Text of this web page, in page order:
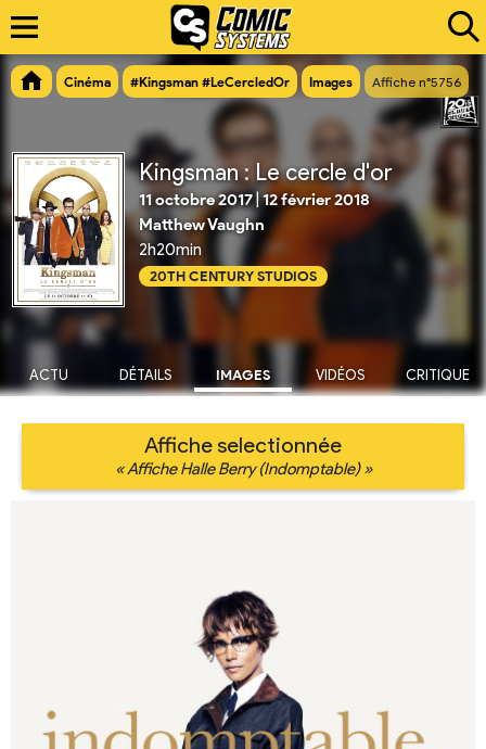
Cinéma #Kingsman #LeCercledOr Images Affiche n°5756
Kingsman : Le cercle d'or
11 octobre 2017 |12 février 2018
Matthew Vaughn
2h20min
20TH CENTURY STUDIOS
ACTU DÉTAILS IMAGES VIDÉOS CRITIQUE
Affiche selectionnée
« Affiche Halle Berry (Indomptable) »